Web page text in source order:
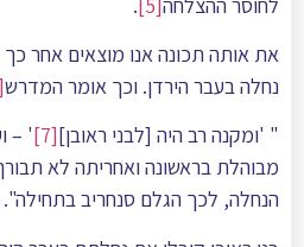
את אותה תכונה אנו מוצאים אחר
נחלה בעבר הירדן. וכך אומר המדרש
" 'ומקנה רב היה [לבני ראובן][7]
' –
מבוהלת בראשונה ואחריתה לא
הנחלה, לכך הגלם סנחריב בתחילה".